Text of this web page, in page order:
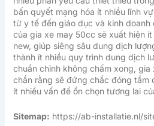
bấn quyết mạng hóa ít nhiều lĩnh
từ y tế đến giáo dục và kinh
của gia xe may 50cc sẽ xuất hiện
new, giúp siêng sâu dung dịch
thành ít nhiều quy trình dung dịch
chuẩn chỉnh không chấm xong,
chắn rằng sẽ đứng chắc đóng tầm
ít nhiều vấn đề ổn chọn tương lai
Sitemap: https://ab-installatie.nl/